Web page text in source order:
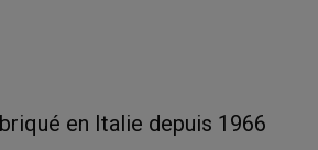
en Italie depuis 1966
gestione dell'account. Il sito web non
correttamente senza i cookie